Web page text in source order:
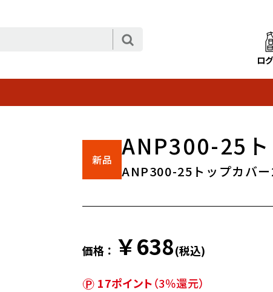
ロ
ANP300-25
ANP300-25トップカバ
価格： ￥638(税込)
17ポイント（3％還元）